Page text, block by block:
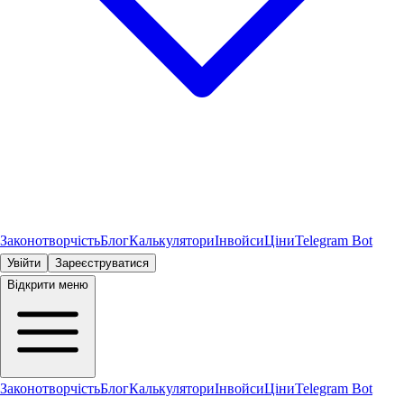
ЗаконотворчістьБлогКалькуляториІнвойсиЦіниTelegram Bot
Увійти
Зареєструватися
Відкрити меню
ЗаконотворчістьБлогКалькуляториІнвойсиЦіниTelegram Bot